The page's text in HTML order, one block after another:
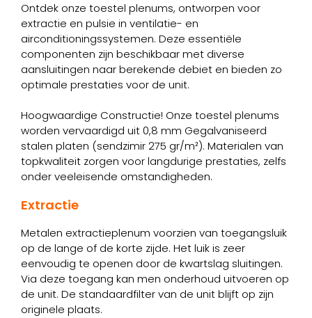
Ontdek onze toestel plenums, ontworpen voor
extractie en pulsie in ventilatie- en
airconditioningssystemen. Deze essentiële
componenten zijn beschikbaar met diverse
aansluitingen naar berekende debiet en bieden zo
optimale prestaties voor de unit.
Hoogwaardige Constructie! Onze toestel plenums
worden vervaardigd uit 0,8 mm Gegalvaniseerd
stalen platen (sendzimir 275 gr/m²). Materialen van
topkwaliteit zorgen voor langdurige prestaties, zelfs
onder veeleisende omstandigheden.
Extractie
Metalen extractieplenum voorzien van toegangsluik
op de lange of de korte zijde. Het luik is zeer
eenvoudig te openen door de kwartslag sluitingen.
Via deze toegang kan men onderhoud uitvoeren op
de unit. De standaardfilter van de unit blijft op zijn
originele plaats.